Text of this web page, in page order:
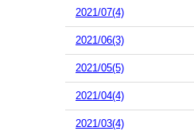
2021/07(4)
2021/06(3)
2021/05(5)
2021/04(4)
2021/03(4)